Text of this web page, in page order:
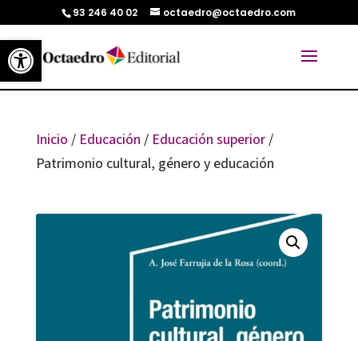
Abrir barra de herramientas
93 246 40 02 octaedro@octaedro.com
Inicio / Educación / Educación superior/
Patrimonio cultural, género y educación